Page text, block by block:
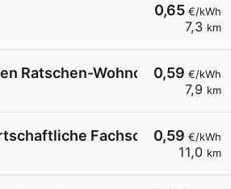
0,65 €/kWh
7,3 km
0,59 €/kWh
7,9 km
Ratschen-Wohnotek
0,59 €/kWh
11,0 km
Fachschule